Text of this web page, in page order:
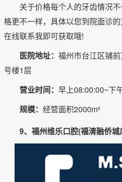
关于价格每个人的牙齿情况
格更不一样，具体以您到院面诊
在线联系我即可获取哦!
医院地址： 福州市台江区铺
号楼1层
营业时间： 早上08:00:00~下
规模： 经营面积2000m²
9、福州维乐口腔(福清融侨城